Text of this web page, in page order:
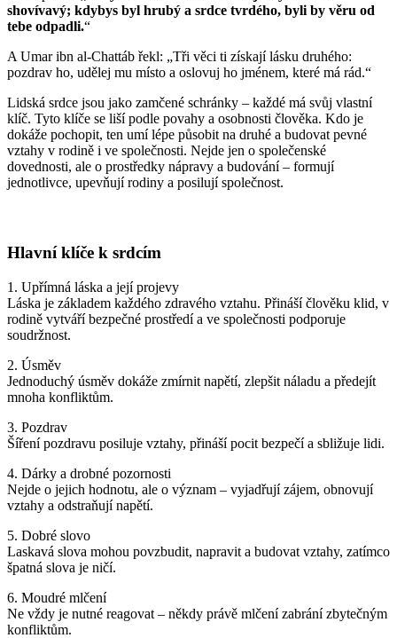
shovívavý; kdybys byl hrubý a srdce tvrdého, byli by věru od
tebe odpadli.“
A Umar ibn al-Chattáb řekl: „Tři věci ti získají lásku druhého:
pozdrav ho, udělej mu místo a oslovuj ho jménem, které má rád.“
Lidská srdce jsou jako zamčené schránky – každé má svůj vlastní
klíč. Tyto klíče se liší podle povahy a osobnosti člověka. Kdo je
dokáže pochopit, ten umí lépe působit na druhé a budovat pevné
vztahy v rodině i ve společnosti. Nejde jen o společenské
dovednosti, ale o prostředky nápravy a budování – formují
jednotlivce, upevňují rodiny a posilují společnost.
Hlavní klíče k srdcím
1. Upřímná láska a její projevy
Láska je základem každého zdravého vztahu. Přináší člověku klid, v
rodině vytváří bezpečné prostředí a ve společnosti podporuje
soudržnost.
2. Úsměv
Jednoduchý úsměv dokáže zmírnit napětí, zlepšit náladu a předejít
mnoha konfliktům.
3. Pozdrav
Šíření pozdravu posiluje vztahy, přináší pocit bezpečí a sbližuje lidi.
4. Dárky a drobné pozornosti
Nejde o jejich hodnotu, ale o význam – vyjadřují zájem, obnovují
vztahy a odstraňují napětí.
5. Dobré slovo
Laskavá slova mohou povzbudit, napravit a budovat vztahy, zatímco
špatná slova je ničí.
6. Moudré mlčení
Ne vždy je nutné reagovat – někdy právě mlčení zabrání zbytečným
konfliktům.